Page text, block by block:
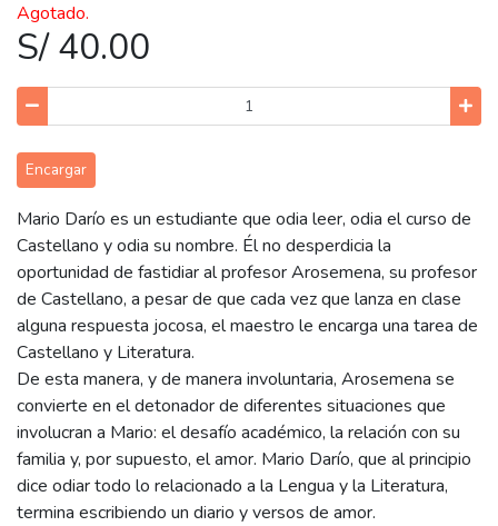
Agotado.
S/ 40.00
Encargar
Mario Darío es un estudiante que odia leer, odia el curso de
Castellano y odia su nombre. Él no desperdicia la
oportunidad de fastidiar al profesor Arosemena, su profesor
de Castellano, a pesar de que cada vez que lanza en clase
alguna respuesta jocosa, el maestro le encarga una tarea de
Castellano y Literatura.
De esta manera, y de manera involuntaria, Arosemena se
convierte en el detonador de diferentes situaciones que
involucran a Mario: el desafío académico, la relación con su
familia y, por supuesto, el amor. Mario Darío, que al principio
dice odiar todo lo relacionado a la Lengua y la Literatura,
termina escribiendo un diario y versos de amor.